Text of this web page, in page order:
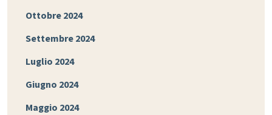
Ottobre 2024
Settembre 2024
Luglio 2024
Giugno 2024
Maggio 2024